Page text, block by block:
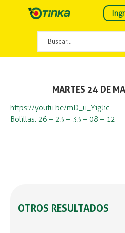
MARTES 24 DE
https://youtu.be/mD_u_YigJic
Bolillas: 26 – 23 – 33 – 08 – 12
OTROS RESULTADOS